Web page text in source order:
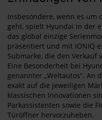
Insbesondere, wenn es um
geht, spielt Hyundai in der
das global einzige
präsentiert und mit IONIQ
Submarke, die den Verkauf
Eine Besonderheit bei
genannter „Weltautos“. An
exakt auf die jeweiligen
klassischen Innovationen
Parkassistenten sowie die
Türöffner hervorzuheben.